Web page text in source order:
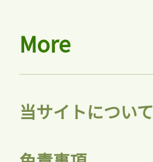
More
当サイトについて